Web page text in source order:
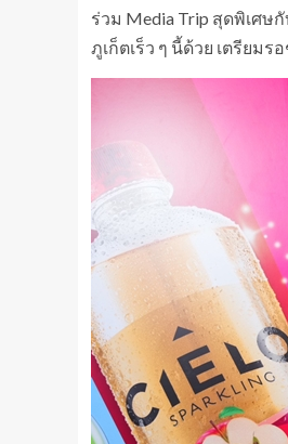
ร่วม Media Trip สุดพิเศษกั
ภูเก็ตเร็ว ๆ นี้ด้วย เตรียม